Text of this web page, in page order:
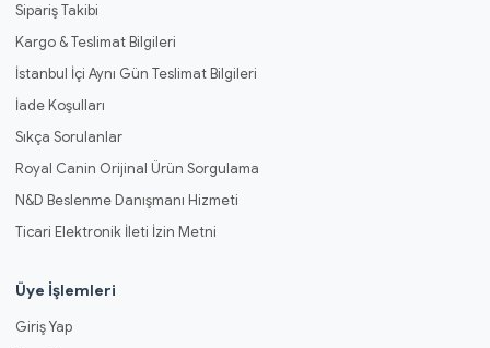
Sipariş Takibi
Kargo & Teslimat Bilgileri
İstanbul İçi Aynı Gün Teslimat Bilgileri
İade Koşulları
Sıkça Sorulanlar
Royal Canin Orijinal Ürün Sorgulama
N&D Beslenme Danışmanı Hizmeti
Ticari Elektronik İleti İzin Metni
Üye İşlemleri
Giriş Yap